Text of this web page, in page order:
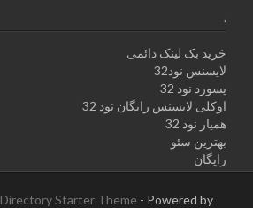
.
خرید بک لینک دائمی
لایسنس نود32
پسورد نود 32
اوکلی لایسنس رایگان نود 32
همیار نود 32
بهترین سئو
رایگان
Directory Starter Theme - Powered by